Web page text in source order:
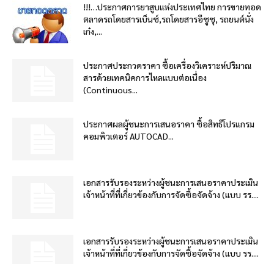
!!!…ประกาศการยาสูบแห่งประเทศไทย การขายทอด
ตลาดรถโดยสารเบ็นซ์,รถโดยสารอีซูซุ, รถยนต์นั่ง
เก๋ง,...
ประกาศประกวดราคา ซื้อเครื่องวิเคราะห์ปริมาณ
สารด้วยเทคนิคการไหลแบบต่อเนื่อง
(Continuous...
ประกาศผลผู้ชนะการเสนอราคา ซื้อสิทธิโปรแกรม
คอมพิวเตอร์ AUTOCAD...
เอกสารรับรองระหว่างผู้ชนะการเสนอราคาประเมิน
เจ้าหน้าที่ที่เกี่ยวข้องกับการจัดซื้อจัดจ้าง (แบบ รร....
เอกสารรับรองระหว่างผู้ชนะการเสนอราคาประเมิน
เจ้าหน้าที่ที่เกี่ยวข้องกับการจัดซื้อจัดจ้าง (แบบ รร....